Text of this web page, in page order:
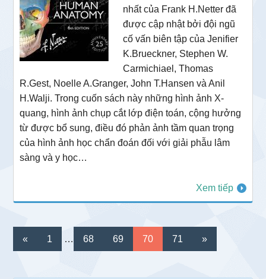
nhất của Frank H.Netter đã
được cập nhật bởi đội ngũ
cố vấn biên tập của Jenifier
K.Brueckner, Stephen W.
Carmichiael, Thomas
R.Gest, Noelle A.Granger, John T.Hansen và Anil
H.Walji. Trong cuốn sách này những hình ảnh X-
quang, hình ảnh chụp cắt lớp điện toán, cộng hưởng
từ được bổ sung, điều đó phản ảnh tầm quan trọng
của hình ảnh học chẩn đoán đối với giải phẫu lâm
sàng và y học…
Xem tiếp
«
Go
to
1
Interim
…
Go
to
68
Go
to
69
Go
to
70
Go
to
71 »